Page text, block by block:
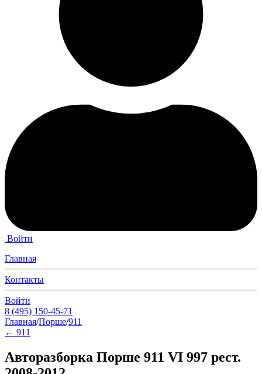
Войти
Главная
Контакты
Войти
8 (495) 150-45-71
Главная/Порше/911
← 911
Авторазборка Порше 911 VI 997 рест.